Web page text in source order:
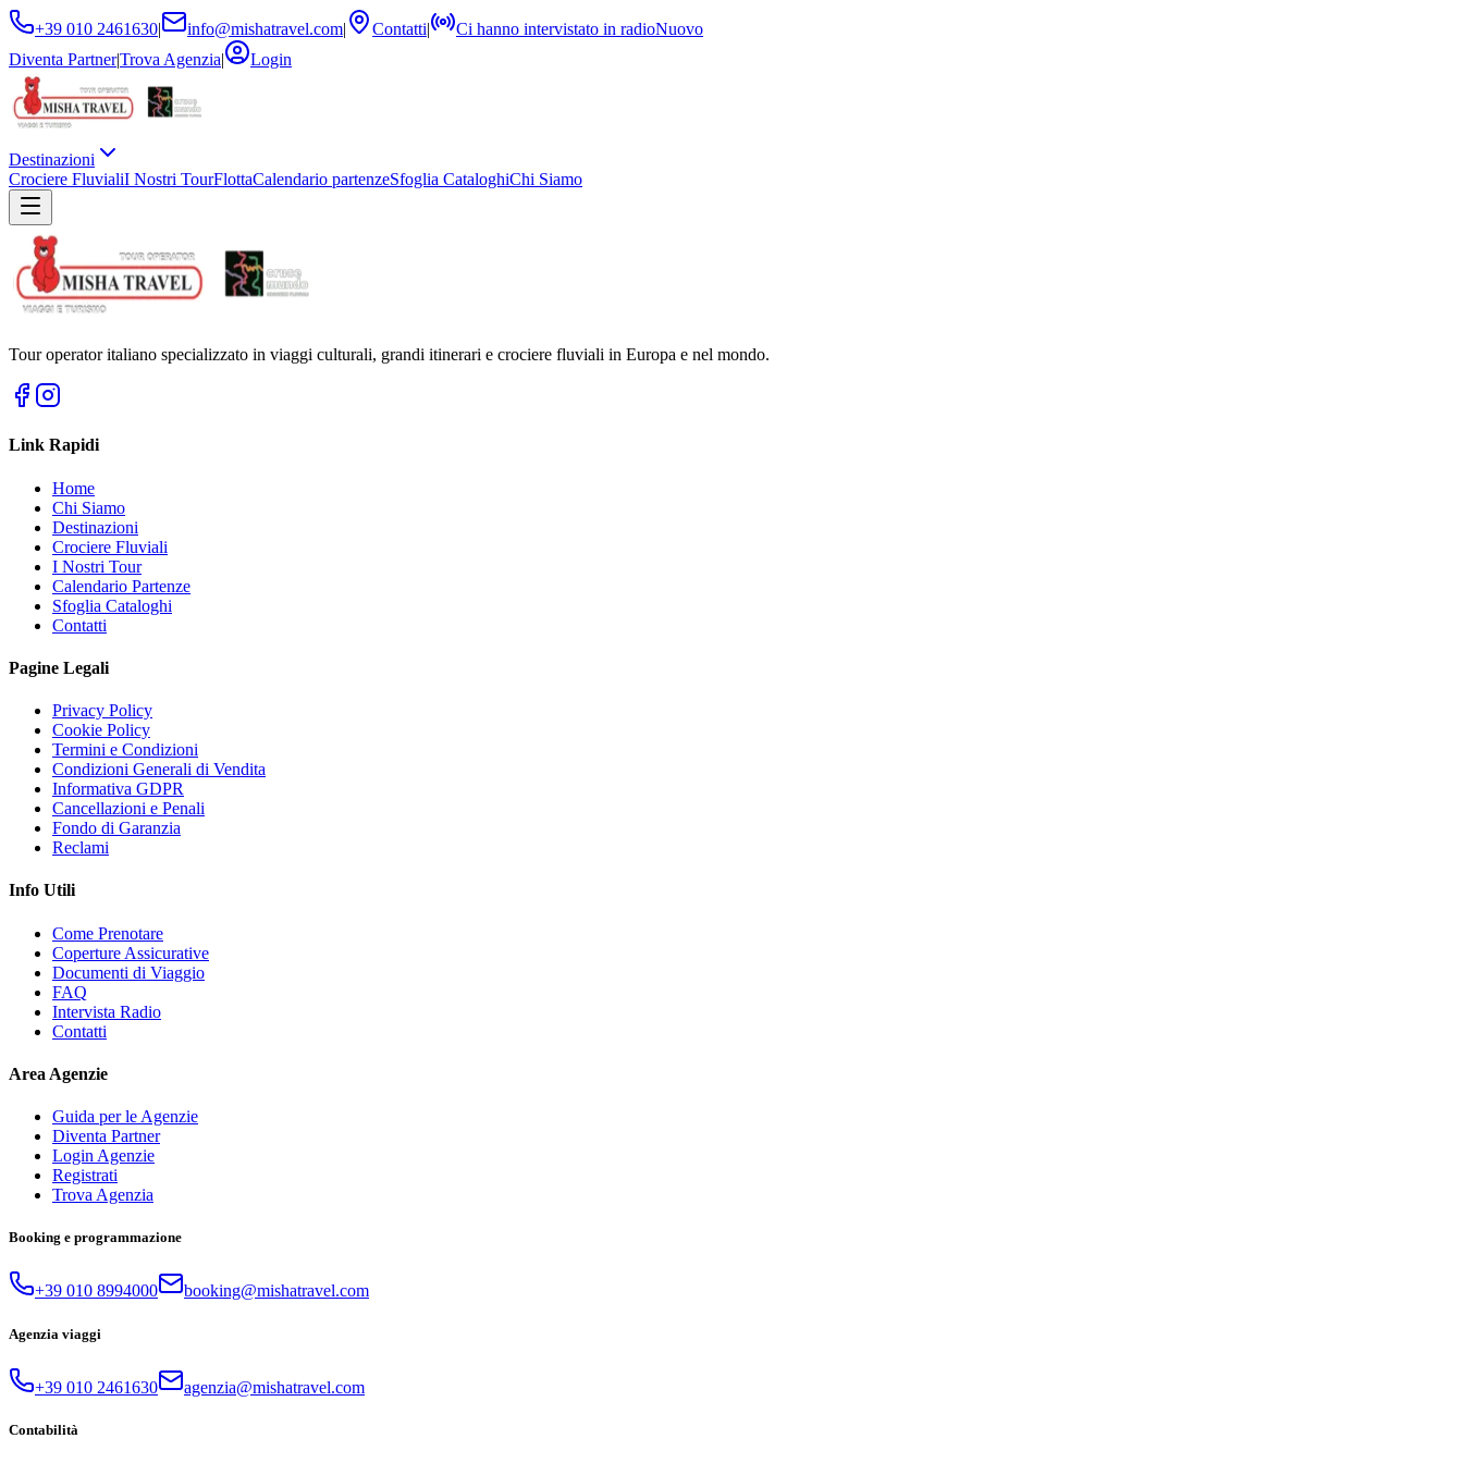
+39 010 2461630| info@mishatravel.com| Contatti| Ci hanno intervistato in radioNuovo
Diventa Partner|Trova Agenzia| Login
Destinazioni
Crociere FluvialiI Nostri TourFlottaCalendario partenzeSfoglia CataloghiChi Siamo
Tour operator italiano specializzato in viaggi culturali, grandi itinerari e crociere fluviali in Europa e nel mondo.
Link Rapidi
Home
Chi Siamo
Destinazioni
Crociere Fluviali
I Nostri Tour
Calendario Partenze
Sfoglia Cataloghi
Contatti
Pagine Legali
Privacy Policy
Cookie Policy
Termini e Condizioni
Condizioni Generali di Vendita
Informativa GDPR
Cancellazioni e Penali
Fondo di Garanzia
Reclami
Info Utili
Come Prenotare
Coperture Assicurative
Documenti di Viaggio
FAQ
Intervista Radio
Contatti
Area Agenzie
Guida per le Agenzie
Diventa Partner
Login Agenzie
Registrati
Trova Agenzia
Booking e programmazione
+39 010 8994000 booking@mishatravel.com
Agenzia viaggi
+39 010 2461630 agenzia@mishatravel.com
Contabilità